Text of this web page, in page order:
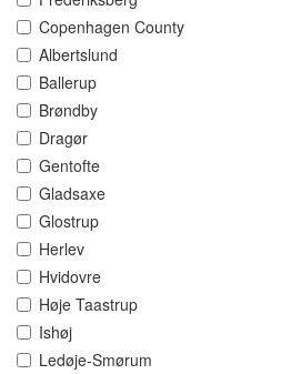
Copenhagen County
Albertslund
Ballerup
Brøndby
Dragør
Gentofte
Gladsaxe
Glostrup
Herlev
Hvidovre
Høje Taastrup
Ishøj
Ledøje-Smørum